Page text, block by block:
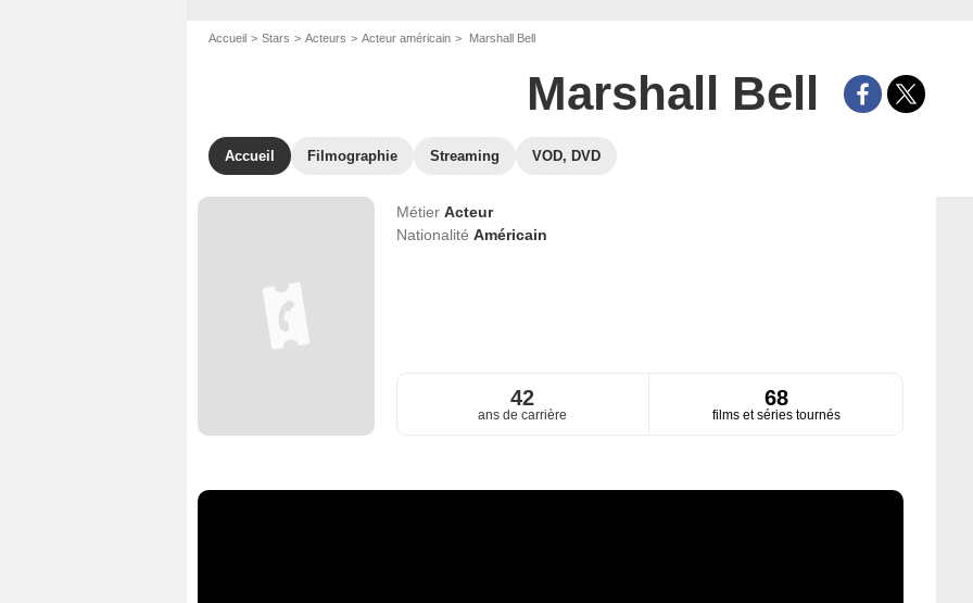
Accueil Stars Acteurs Acteur américain Marshall Bell
Marshall Bell
Accueil Filmographie Streaming VOD, DVD
Métier Acteur
Nationalité Américain
42
ans de carrière
68
films et séries tournés